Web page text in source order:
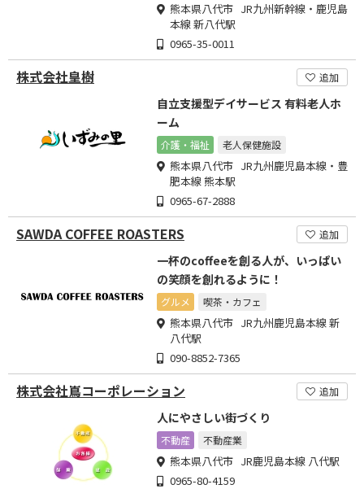
熊本県八代市 JR九州新幹線・鹿児島
本線 新八代駅
0965-35-0011
株式会社皇樹 追加
自立支援型デイサービス 有料老人ホ
ーム
介護・福祉 老人保健施設
熊本県八代市 JR九州鹿児島本線・豊
肥本線 熊本駅
0965-67-2888
SAWDA COFFEE ROASTERS 追加
一杯のcoffeeを創る人が、いっぱい
の笑顔を創れるように！
グルメ 喫茶・カフェ
熊本県八代市 JR九州鹿児島本線 新
八代駅
090-8852-7365
株式会社嶌コーポレーション 追加
人にやさしい街づくり
不動産 不動産業
熊本県八代市 JR鹿児島本線 八代駅
0965-80-4159